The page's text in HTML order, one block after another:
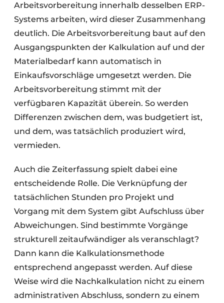
Arbeitsvorbereitung innerhalb desselben ERP-
Systems arbeiten, wird dieser Zusammenhang
deutlich. Die Arbeitsvorbereitung baut auf den
Ausgangspunkten der Kalkulation auf und der
Materialbedarf kann automatisch in
Einkaufsvorschläge umgesetzt werden. Die
Arbeitsvorbereitung stimmt mit der
verfügbaren Kapazität überein. So werden
Differenzen zwischen dem, was budgetiert ist,
und dem, was tatsächlich produziert wird,
vermieden.
Auch die Zeiterfassung spielt dabei eine
entscheidende Rolle. Die Verknüpfung der
tatsächlichen Stunden pro Projekt und
Vorgang mit dem System gibt Aufschluss über
Abweichungen. Sind bestimmte Vorgänge
strukturell zeitaufwändiger als veranschlagt?
Dann kann die Kalkulationsmethode
entsprechend angepasst werden. Auf diese
Weise wird die Nachkalkulation nicht zu einem
administrativen Abschluss, sondern zu einem